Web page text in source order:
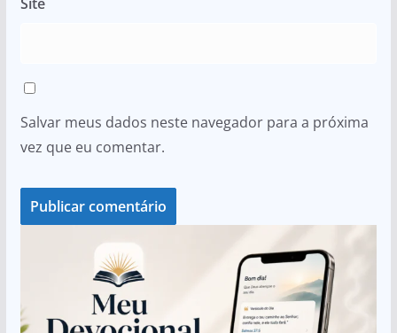
Salvar meus dados neste navegador para a próxima
vez que eu comentar.